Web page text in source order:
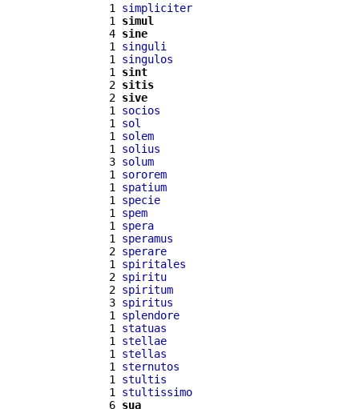
  1
simpliciter
  1
simul
  4
sine
  1
singuli
  1
singulos
  1
sint
  2
sitis
  2
sive
  1
socios
  1
sol
  1
solem
  1
solius
  3
solum
  1
sororem
  1
spatium
  1
specie
  1
spem
  1
spera
  1
speramus
  2
sperare
  1
spiritales
  2
spiritu
  2
spiritum
  3
spiritus
  1
splendore
  1
statuas
  1
stellae
  1
stellas
  1
sternutos
  1
stultis
  1
stultissimo
  6
sua